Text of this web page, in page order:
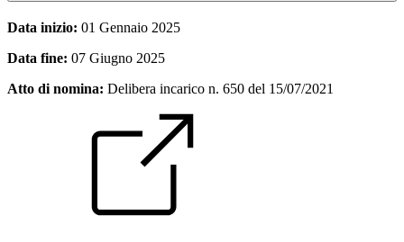
Data inizio: 01 Gennaio 2025
Data fine: 07 Giugno 2025
Atto di nomina: Delibera incarico n. 650 del 15/07/2021